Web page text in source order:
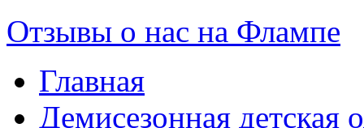
Отзывы о нас на Флампе
Главная
Демисезонная детская